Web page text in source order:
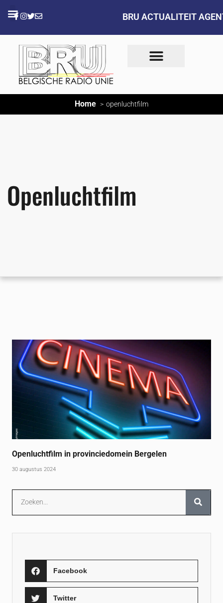
BRU ACTUALITEIT
Home openluchtfilm
Openluchtfilm
Openluchtfilm in provinciedomein Bergelen
30 augustus 2024
Facebook
Twitter